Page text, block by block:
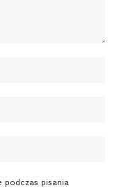
podczas pisania